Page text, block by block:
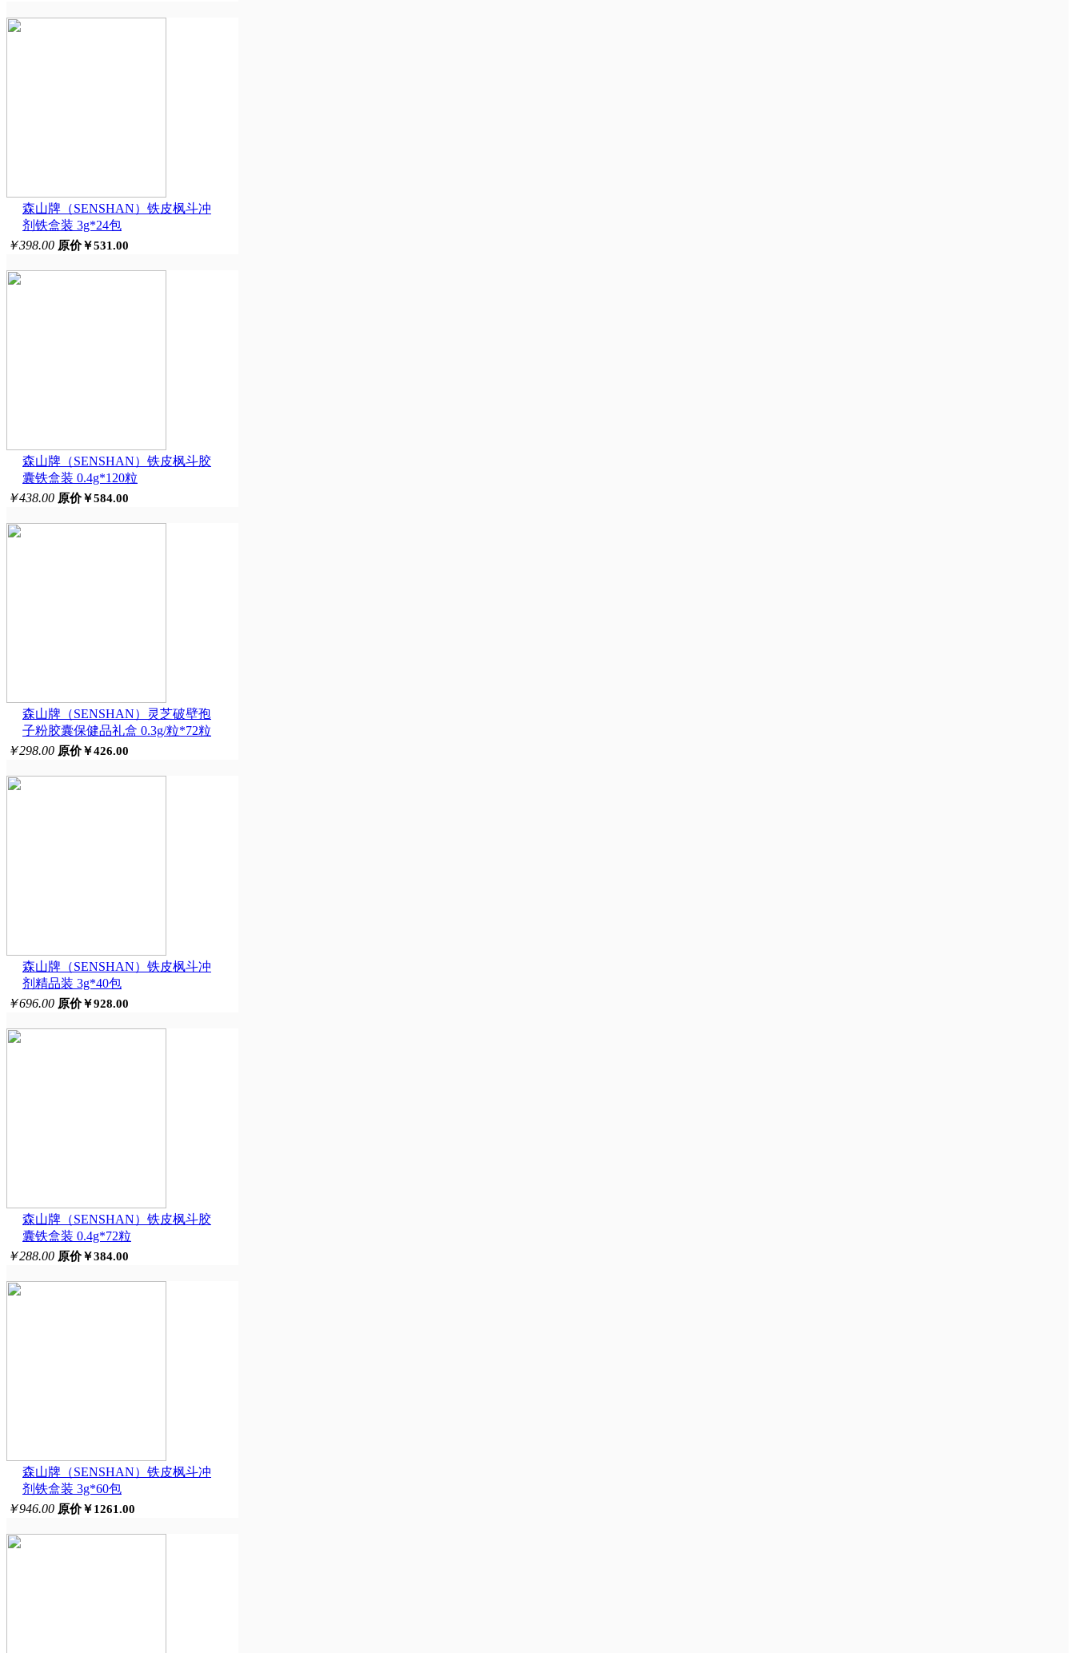
森山牌（SENSHAN）铁皮枫斗冲
剂铁盒装 3g*24包
￥398.00 原价￥531.00
森山牌（SENSHAN）铁皮枫斗胶
囊铁盒装 0.4g*120粒
￥438.00 原价￥584.00
森山牌（SENSHAN）灵芝破壁孢
子粉胶囊保健品礼盒 0.3g/粒*72粒
￥298.00 原价￥426.00
森山牌（SENSHAN）铁皮枫斗冲
剂精品装 3g*40包
￥696.00 原价￥928.00
森山牌（SENSHAN）铁皮枫斗胶
囊铁盒装 0.4g*72粒
￥288.00 原价￥384.00
森山牌（SENSHAN）铁皮枫斗冲
剂铁盒装 3g*60包
￥946.00 原价￥1261.00